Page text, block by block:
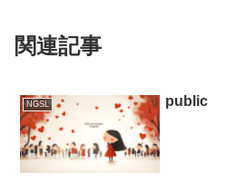
関連記事
NGSL public